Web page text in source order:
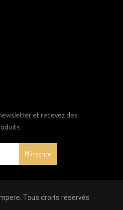
et recevez des
Tous droits réservés